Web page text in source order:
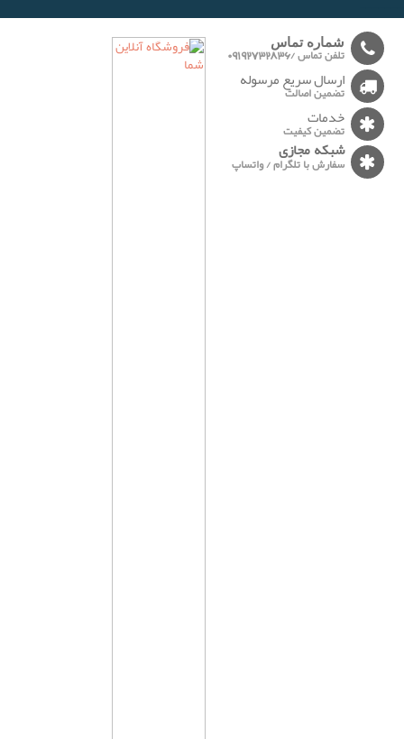
شماره تماس
تلفن تماس /09192732836
ارسال سریع مرسوله
تضمین اصالت
خدمات
تضمین کیفیت
شبکه مجازی
سفارش با تلگرام / واتساپ